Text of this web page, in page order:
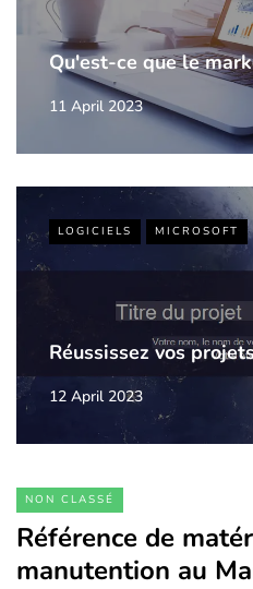
Qu'est-ce que le
11 April 2023
LOGICIELS MICROSOFT
Réussissez vos
12 April 2023
NON CLASSÉ
Référence de
manutention au